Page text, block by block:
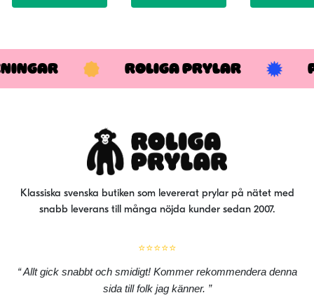
ROLIGA PRYLAR
Klassiska svenska butiken som levererat prylar på nätet med
snabb leverans till många nöjda kunder sedan 2007.
⭐⭐⭐⭐⭐
Allt gick snabbt och smidigt! Kommer rekommendera denna
sida till folk jag känner.